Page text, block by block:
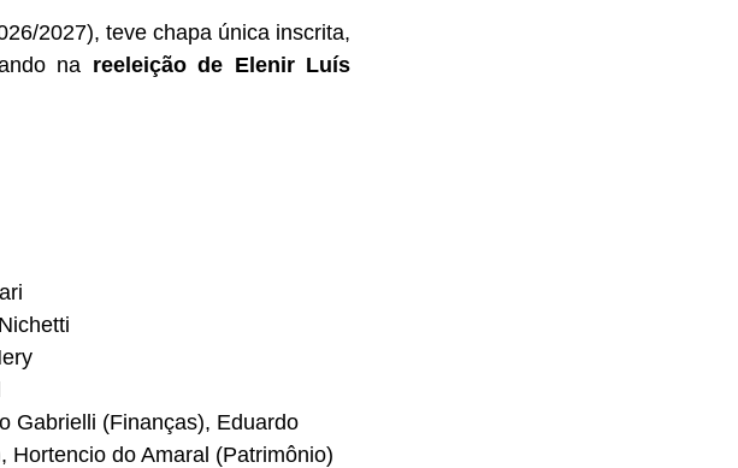
2027), teve chapa única inscrita,
na reeleição de Elenir Luís
Gabrielli (Finanças), Eduardo
Hortencio do Amaral (Patrimônio)